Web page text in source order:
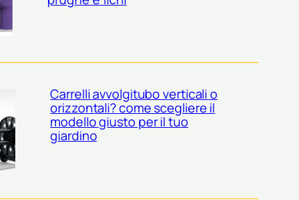
Carrelli avvolgitubo verticali o
orizzontali? come scegliere il
modello giusto per il tuo
giardino